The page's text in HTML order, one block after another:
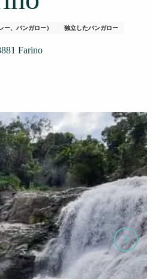
ー、バンガロー） 独立したバンガロー
Farino